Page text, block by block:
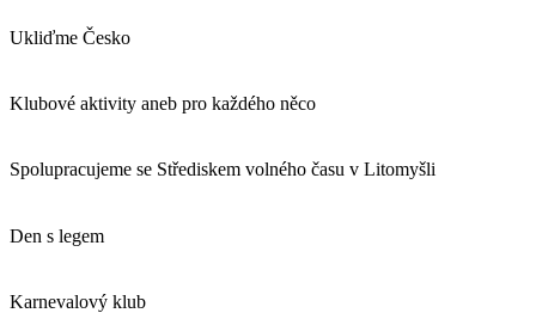
Ukliďme Česko
Klubové aktivity aneb pro každého něco
Spolupracujeme se Střediskem volného času v Litomyšli
Den s legem
Karnevalový klub